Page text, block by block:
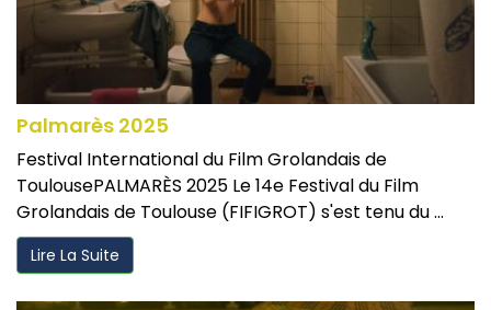
Palmarès 2025
Festival International du Film Grolandais de
ToulousePALMARÈS 2025 Le 14e Festival du Film
Grolandais de Toulouse (FIFIGROT) s'est tenu du ...
Lire La Suite